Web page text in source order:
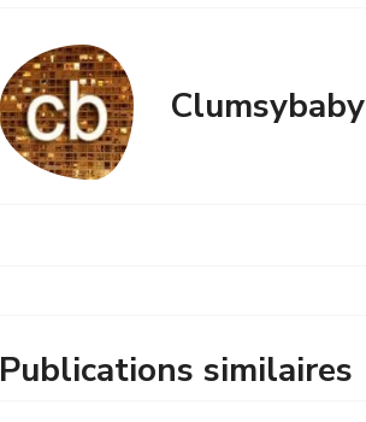
Clumsybaby
Publications similaires